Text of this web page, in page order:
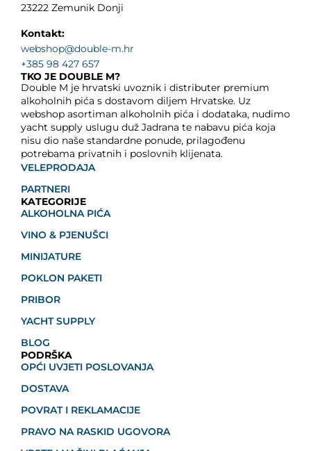
23222 Zemunik Donji
Kontakt:
webshop@double-m.hr
+385 98 427 657
TKO JE DOUBLE M?
Double M je hrvatski uvoznik i distributer premium
alkoholnih pića s dostavom diljem Hrvatske. Uz
webshop asortiman alkoholnih pića i dodataka, nudimo
yacht supply uslugu duž Jadrana te nabavu pića koja
nisu dio naše standardne ponude, prilagođenu
potrebama privatnih i poslovnih klijenata.
VELEPRODAJA
PARTNERI
KATEGORIJE
ALKOHOLNA PIĆA
VINO & PJENUŠCI
MINIJATURE
POKLON PAKETI
PRIBOR
YACHT SUPPLY
BLOG
PODRŠKA
OPĆI UVJETI POSLOVANJA
DOSTAVA
POVRAT I REKLAMACIJE
PRAVO NA RASKID UGOVORA